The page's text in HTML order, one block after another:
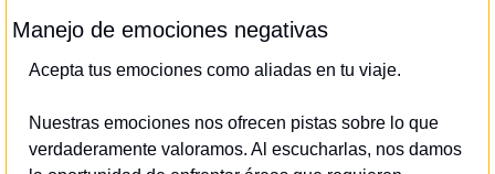
Manejo de emociones negativas
Acepta tus emociones como aliadas en tu viaje.
Nuestras emociones nos ofrecen pistas sobre lo que
verdaderamente valoramos. Al escucharlas, nos damos